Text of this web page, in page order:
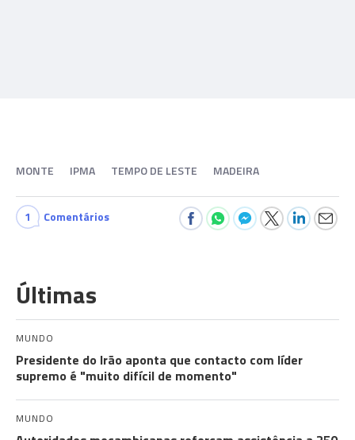
MONTE IPMA TEMPO DE LESTE MADEIRA
1 Comentários
Últimas
MUNDO
Presidente do Irão aponta que contacto com líder
supremo é "muito difícil de momento"
MUNDO